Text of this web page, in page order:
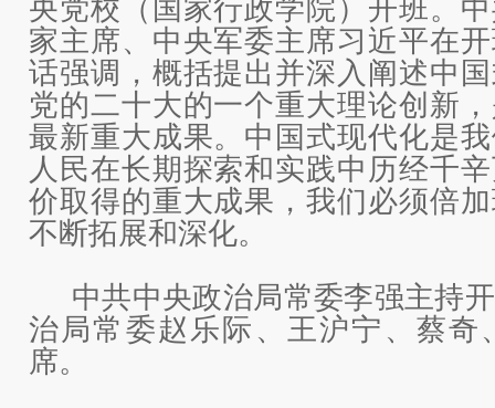
央党校（国家行政学院）开班。
家主席、中央军委主席习近平在
话强调，概括提出并深入阐述中
党的二十大的一个重大理论创新
最新重大成果。中国式现代化是
人民在长期探索和实践中历经千
价取得的重大成果，我们必须倍
不断拓展和深化。
中共中央政治局常委李强主持
治局常委赵乐际、王沪宁、蔡奇
席。